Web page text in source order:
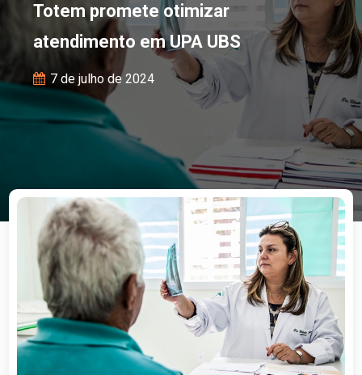
Totem promete otimizar
atendimento em UPA UBS
7 de julho de 2024